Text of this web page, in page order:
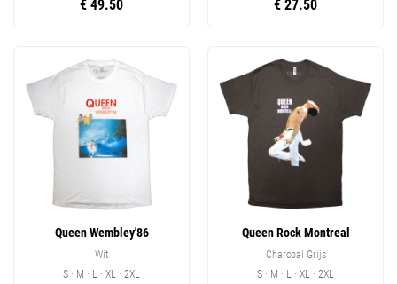
€ 49.50 € 27.50
Queen Wembley'86
Wit
S · M · L · XL · 2XL
Queen Rock Montreal
Charcoal Grijs
S · M · L · XL · 2XL